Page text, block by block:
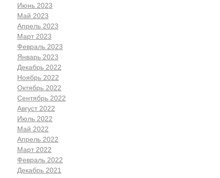
Июнь 2023
Май 2023
Апрель 2023
Март 2023
Февраль 2023
Январь 2023
Декабрь 2022
Ноябрь 2022
Октябрь 2022
Сентябрь 2022
Август 2022
Июль 2022
Май 2022
Апрель 2022
Март 2022
Февраль 2022
Декабрь 2021